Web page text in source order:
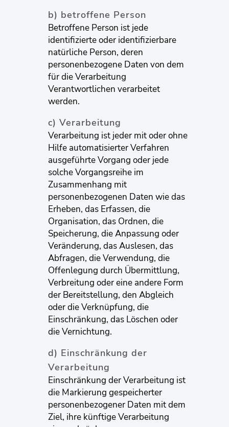
b) betroffene Person
Betroffene Person ist jede
identifizierte oder identifizierbare
natürliche Person, deren
personenbezogene Daten von dem
für die Verarbeitung
Verantwortlichen verarbeitet
werden.
c) Verarbeitung
Verarbeitung ist jeder mit oder ohne
Hilfe automatisierter Verfahren
ausgeführte Vorgang oder jede
solche Vorgangsreihe im
Zusammenhang mit
personenbezogenen Daten wie das
Erheben, das Erfassen, die
Organisation, das Ordnen, die
Speicherung, die Anpassung oder
Veränderung, das Auslesen, das
Abfragen, die Verwendung, die
Offenlegung durch Übermittlung,
Verbreitung oder eine andere Form
der Bereitstellung, den Abgleich
oder die Verknüpfung, die
Einschränkung, das Löschen oder
die Vernichtung.
d) Einschränkung der
Verarbeitung
Einschränkung der Verarbeitung ist
die Markierung gespeicherter
personenbezogener Daten mit dem
Ziel, ihre künftige Verarbeitung